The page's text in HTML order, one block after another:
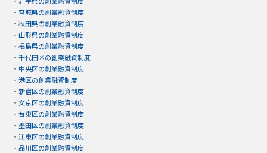
・ 宮城県の創業融資制度
・ 秋田県の創業融資制度
・ 山形県の創業融資制度
・ 福島県の創業融資制度
・ 千代田区の創業融資制度
・ 中央区の創業融資制度
・ 港区の創業融資制度
・ 新宿区の創業融資制度
・ 文京区の創業融資制度
・ 台東区の創業融資制度
・ 墨田区の創業融資制度
・ 江東区の創業融資制度
・ 品川区の創業融資制度